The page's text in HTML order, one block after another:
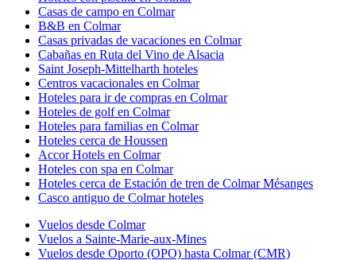
Casas de campo en Colmar
B&B en Colmar
Casas privadas de vacaciones en Colmar
Cabañas en Ruta del Vino de Alsacia
Saint Joseph-Mittelharth hoteles
Centros vacacionales en Colmar
Hoteles para ir de compras en Colmar
Hoteles de golf en Colmar
Hoteles para familias en Colmar
Hoteles cerca de Houssen
Accor Hotels en Colmar
Hoteles con spa en Colmar
Hoteles cerca de Estación de tren de Colmar Mésanges
Casco antiguo de Colmar hoteles
Vuelos desde Colmar
Vuelos a Sainte-Marie-aux-Mines
Vuelos desde Oporto (OPO) hasta Colmar (CMR)